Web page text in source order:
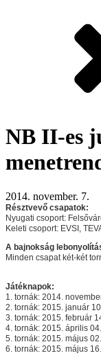
NB II-es
2014. november. 7.
Résztvevő csapatok:
Nyugati csoport:
Keleti csoport: EVSI,
A bajnokság
Minden csapat két-két
Játéknapok:
1. tornák: 2014.
2. tornák: 2015. január
3. tornák: 2015. február
4. tornák: 2015. április
5. tornák: 2015. május
6. tornák: 2015. május